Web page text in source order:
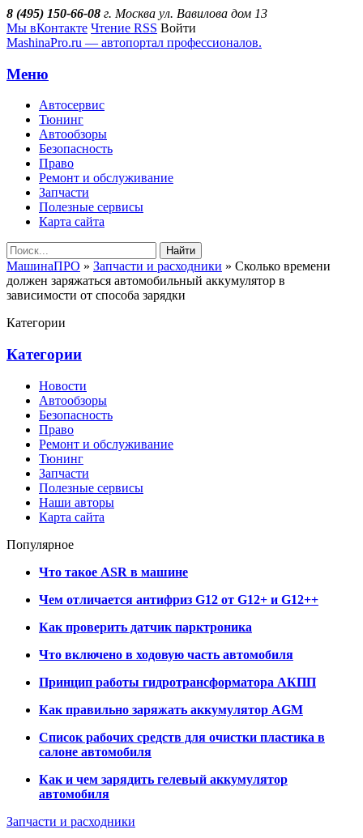
8 (495) 150-66-08 г. Москва ул. Вавилова дом 13
Мы вКонтакте Чтение RSS Войти
MashinaPro.ru — автопортал профессионалов.
Меню
Автосервис
Тюнинг
Автообзоры
Безопасность
Право
Ремонт и обслуживание
Запчасти
Полезные сервисы
Карта сайта
Найти
МашинаПРО » Запчасти и расходники » Сколько времени
должен заряжаться автомобильный аккумулятор в
зависимости от способа зарядки
Категории
Категории
Новости
Автообзоры
Безопасность
Право
Ремонт и обслуживание
Тюнинг
Запчасти
Полезные сервисы
Наши авторы
Карта сайта
Популярное
Что такое ASR в машине
Чем отличается антифриз G12 от G12+ и G12++
Как проверить датчик парктроника
Что включено в ходовую часть автомобиля
Принцип работы гидротрансформатора АКПП
Как правильно заряжать аккумулятор AGM
Список рабочих средств для очистки пластика в
салоне автомобиля
Как и чем зарядить гелевый аккумулятор
автомобиля
Запчасти и расходники